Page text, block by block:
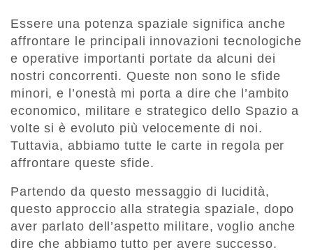
Essere una potenza spaziale significa anche
affrontare le principali innovazioni tecnologiche
e operative importanti portate da alcuni dei
nostri concorrenti. Queste non sono le sfide
minori, e l’onestà mi porta a dire che l’ambito
economico, militare e strategico dello Spazio a
volte si è evoluto più velocemente di noi.
Tuttavia, abbiamo tutte le carte in regola per
affrontare queste sfide.
Partendo da questo messaggio di lucidità,
questo approccio alla strategia spaziale, dopo
aver parlato dell’aspetto militare, voglio anche
dire che abbiamo tutto per avere successo.